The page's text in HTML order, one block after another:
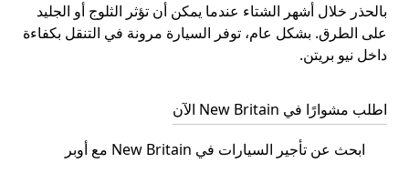
بالحذر خلال أشهر الشتاء عندما يمكن أن تؤثر الثلوج أو الجليد
على الطرق. بشكل عام، توفر السيارة مرونة في التنقل بكفاءة
داخل نيو بريتن.
اطلب مشوارًا في New Britain الآن
ابحث عن تأجير السيارات في New Britain مع أوبر